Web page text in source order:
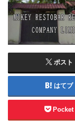
ポスト
はてブ
Pocket